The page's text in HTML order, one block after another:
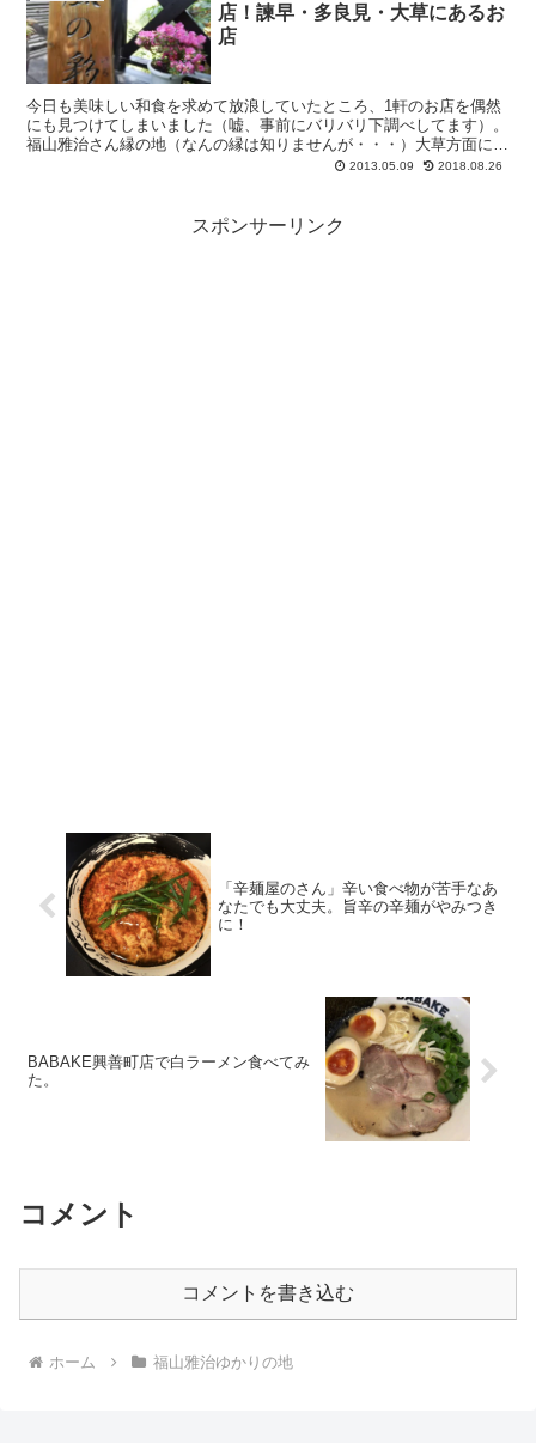
店！諫早・多良見・大草にあるお
店
今日も美味しい和食を求めて放浪していたところ、1軒のお店を偶然
にも見つけてしまいました（嘘、事前にバリバリ下調べしてます）。
福山雅治さん縁の地（なんの縁は知りませんが・・・）大草方面にあ
る『風の彩』に行ってきました。 （なんの縁か...2013.05.09 2018.08.26
スポンサーリンク
「辛麺屋のさん」辛い食べ物が苦手なあ
なたでも大丈夫。旨辛の辛麺がやみつき
に！
BABAKE興善町店で白ラーメン食べてみ
た。
コメント
コメントを書き込む
ホーム 福山雅治ゆかりの地